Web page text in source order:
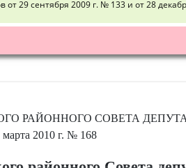
29 сентября 2009 г. № 133 и от 28
РАЙОННОГО СОВЕТА
марта 2010 г. № 168